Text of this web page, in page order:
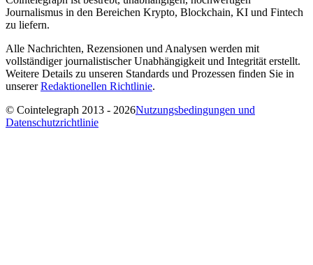
Journalismus in den Bereichen Krypto, Blockchain, KI und Fintech
zu liefern.
Alle Nachrichten, Rezensionen und Analysen werden mit
vollständiger journalistischer Unabhängigkeit und Integrität erstellt.
Weitere Details zu unseren Standards und Prozessen finden Sie in
unsererRedaktionellen Richtlinie.
© Cointelegraph 2013 - 2026Nutzungsbedingungen und
Datenschutzrichtlinie